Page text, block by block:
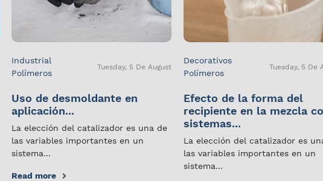
Industrial
Polímeros
Tuesday, 5 De August
Uso de desmoldante en
aplicación...
La elección del catalizador es una de
las variables importantes en un
sistema...
Read more
Decorativos
Polímeros
Tuesday, 5 De
Efecto de la forma del
recipiente en la mezcla
sistemas...
La elección del catalizador es
las variables importantes en un
sistema...